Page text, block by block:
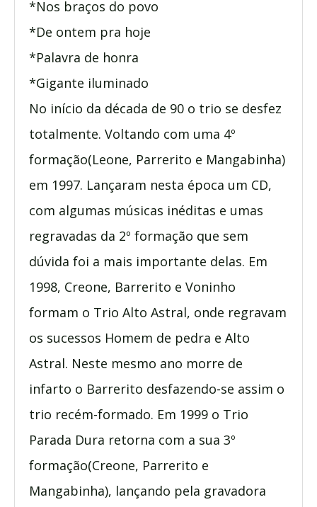
*Nos braços do povo
*De ontem pra hoje
*Palavra de honra
*Gigante iluminado
No início da década de 90 o trio se desfez
totalmente. Voltando com uma 4º
formação(Leone, Parrerito e Mangabinha)
em 1997. Lançaram nesta época um CD,
com algumas músicas inéditas e umas
regravadas da 2º formação que sem
dúvida foi a mais importante delas. Em
1998, Creone, Barrerito e Voninho
formam o Trio Alto Astral, onde regravam
os sucessos Homem de pedra e Alto
Astral. Neste mesmo ano morre de
infarto o Barrerito desfazendo-se assim o
trio recém-formado. Em 1999 o Trio
Parada Dura retorna com a sua 3º
formação(Creone, Parrerito e
Mangabinha), lançando pela gravadora